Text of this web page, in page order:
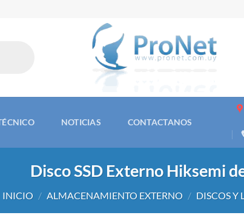
NOTICIAS CONTACTANOS
Disco SSD Externo Hiksemi
INICIO / ALMACENAMIENTO EXTERNO / DISCOS Y